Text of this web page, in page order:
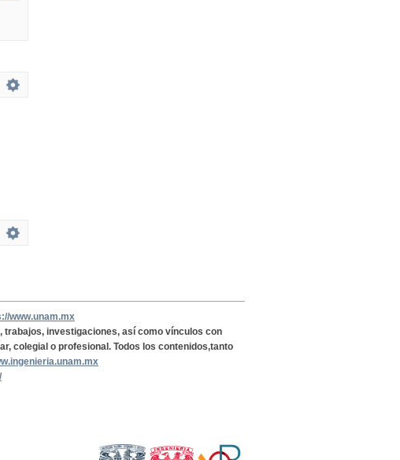
www.unam.mx
trabajos, investigaciones, así como vínculos con
colegial o profesional. Todos los contenidos,tanto